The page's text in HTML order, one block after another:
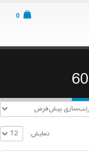
0
نمایش: